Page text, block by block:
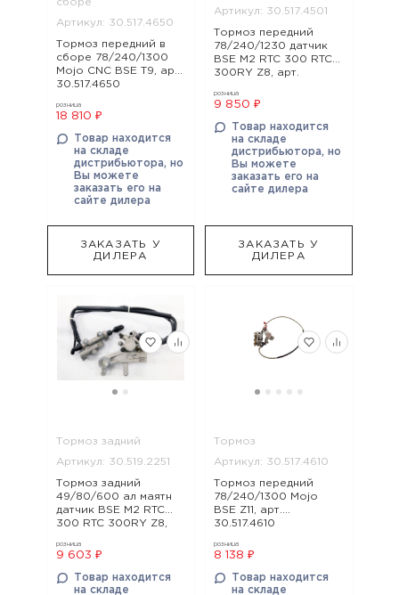
сборе
Артикул: 30.517.4650
Тормоз передний в
сборе 78/240/1300
Mojo CNC BSE T9, арт.
30.517.4650
розница
18 810 ₽
Товар находится
на складе
дистрибьютора, но
Вы можете
заказать его на
сайте дилера
ЗАКАЗАТЬ У
ДИЛЕРА
Артикул: 30.517.4501
Тормоз передний
78/240/1230 датчик
BSE M2 RTC 300 RTC
300RY Z8, арт.
розница
9 850 ₽
Товар находится
на складе
дистрибьютора, но
Вы можете
заказать его на
сайте дилера
ЗАКАЗАТЬ У
ДИЛЕРА
Тормоз задний
Артикул: 30.519.2251
Тормоз задний
49/80/600 ал маятн
датчик BSE M2 RTC
300 RTC 300RY Z8,
розница
9 603 ₽
Товар находится
на складе
Тормоз
Артикул: 30.517.4610
Тормоз передний
78/240/1300 Mojo
BSE Z11, арт.
30.517.4610
розница
8 138 ₽
Товар находится
на складе